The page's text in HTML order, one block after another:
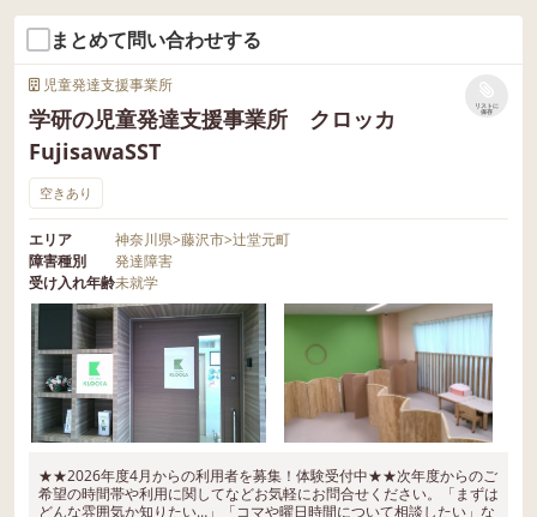
まとめて問い合わせする
児童発達支援事業所
学研の児童発達支援事業所 クロッカ
FujisawaSST
リストに
保存
空きあり
エリア 神奈川県>藤沢市>辻堂元町
障害種別
発達障害
受け入れ年齢未就学
★★2026年度4月からの利用者を募集！体験受付中★★次年度からのご
希望の時間帯や利用に関してなどお気軽にお問合せください。「まずは
どんな雰囲気か知りたい…」「コマや曜日時間について相談したい」な